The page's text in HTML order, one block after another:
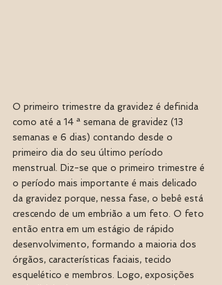
O primeiro trimestre da gravidez é definida
como até a 14 ª semana de gravidez (13
semanas e 6 dias) contando desde o
primeiro dia do seu último período
menstrual. Diz-se que o primeiro trimestre é
o período mais importante é mais delicado
da gravidez porque, nessa fase, o bebê está
crescendo de um embrião a um feto. O feto
então entra em um estágio de rápido
desenvolvimento, formando a maioria dos
órgãos, características faciais, tecido
esquelético e membros. Logo, exposições